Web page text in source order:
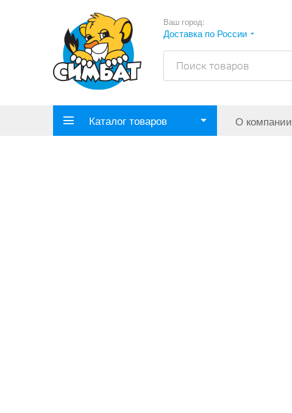
Ваш город:
Доставка по России
Каталог товаров О компании